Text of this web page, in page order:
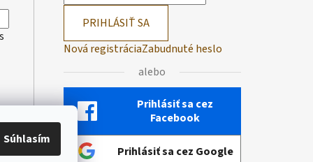
Súhlasím
PRIHLÁSIŤ SA
Nová registráciaZabudnuté heslo
alebo
Prihlásiť sa cez
Facebook
Prihlásiť sa cez Google